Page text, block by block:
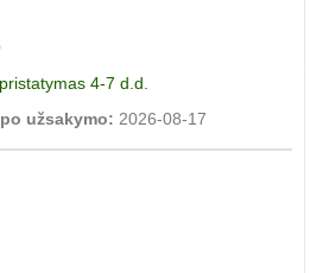
4-7 d.d.
užsakymo: 2026-08-17